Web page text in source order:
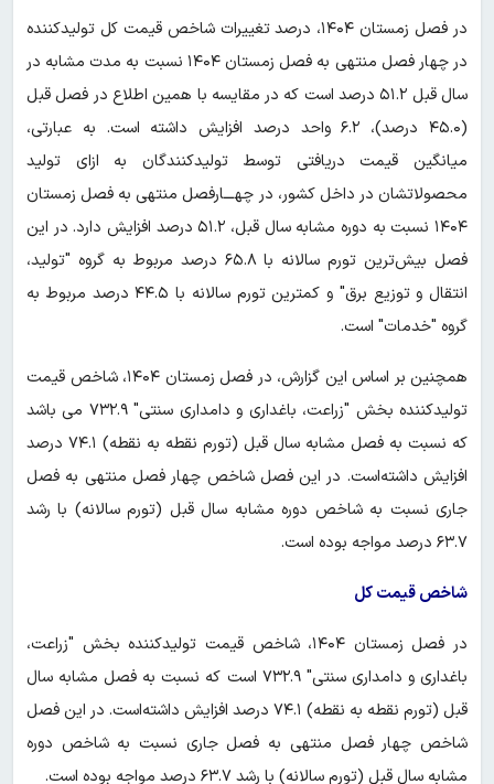
در فصل زمستان ۱۴۰۴، درصد تغییرات شاخص قیمت کل تولیدکننده
در چهار فصل منتهی به فصل زمستان ۱۴۰۴ نسبت به مدت مشابه در
سال قبل ۵۱.۲ درصد است که در مقایسه با همین اطلاع در فصل قبل
(۴۵.۰ درصد)، ۶.۲ واحد درصد افزایش داشته است. به عبارتی،
میانگین قیمت دریافتی توسط تولیدکنندگان به ازای تولید
محصولاتشان در داخل کشور، در چهـــارفصل منتهی به فصل زمستان
۱۴۰۴ نسبت به دوره مشابه سال قبل، ۵۱.۲ درصد افزایش دارد. در این
فصل بیش‌ترین تورم سالانه با ۶۵.۸ درصد مربوط به گروه "تولید،
انتقال و توزیع برق" و کمترین تورم سالانه با ۴۴.۵ درصد مربوط به
گروه "خدمات" است.
همچنین بر اساس این گزارش، در فصل زمستان ۱۴۰۴، شاخص قیمت
تولیدکننده بخش "زراعت، باغداری و دامداری سنتی" ۷۳۲.۹ می باشد
که نسبت به فصل مشابه سال قبل (تورم نقطه به نقطه) ۷۴.۱ درصد
افزایش داشته‌است. در این فصل شاخص چهار فصل منتهی به فصل
جاری نسبت به شاخص دوره مشابه سال قبل (تورم سالانه) با رشد
۶۳.۷ درصد مواجه بوده ‌است.
شاخص قیمت کل
در فصل زمستان ۱۴۰۴، شاخص قیمت تولیدکننده بخش "زراعت،
باغداری و دامداری سنتی" ۷۳۲.۹ است که نسبت به فصل مشابه سال
قبل (تورم نقطه به نقطه) ۷۴.۱ درصد افزایش داشته‌است. در این فصل
شاخص چهار فصل منتهی به فصل جاری نسبت به شاخص دوره
مشابه سال قبل (تورم سالانه) با رشد ۶۳.۷ درصد مواجه بوده ‌است.